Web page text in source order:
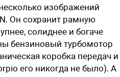
изображений
Он сохранит рамную
солиднее и богаче
бензиновый турбомотор
коробка передач и
его никогда не было). А